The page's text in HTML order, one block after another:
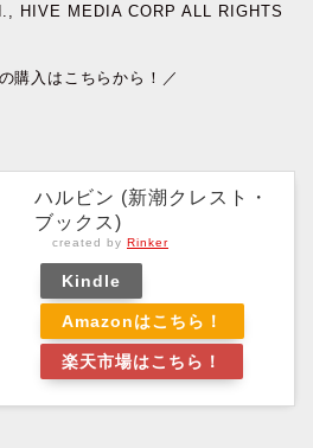
HIVE MEDIA CORP ALL RIGHTS
購入はこちらから！／
ハルビン (新潮クレスト・
ブックス)
created by Rinker
Kindle
Amazonはこちら！
楽天市場はこちら！